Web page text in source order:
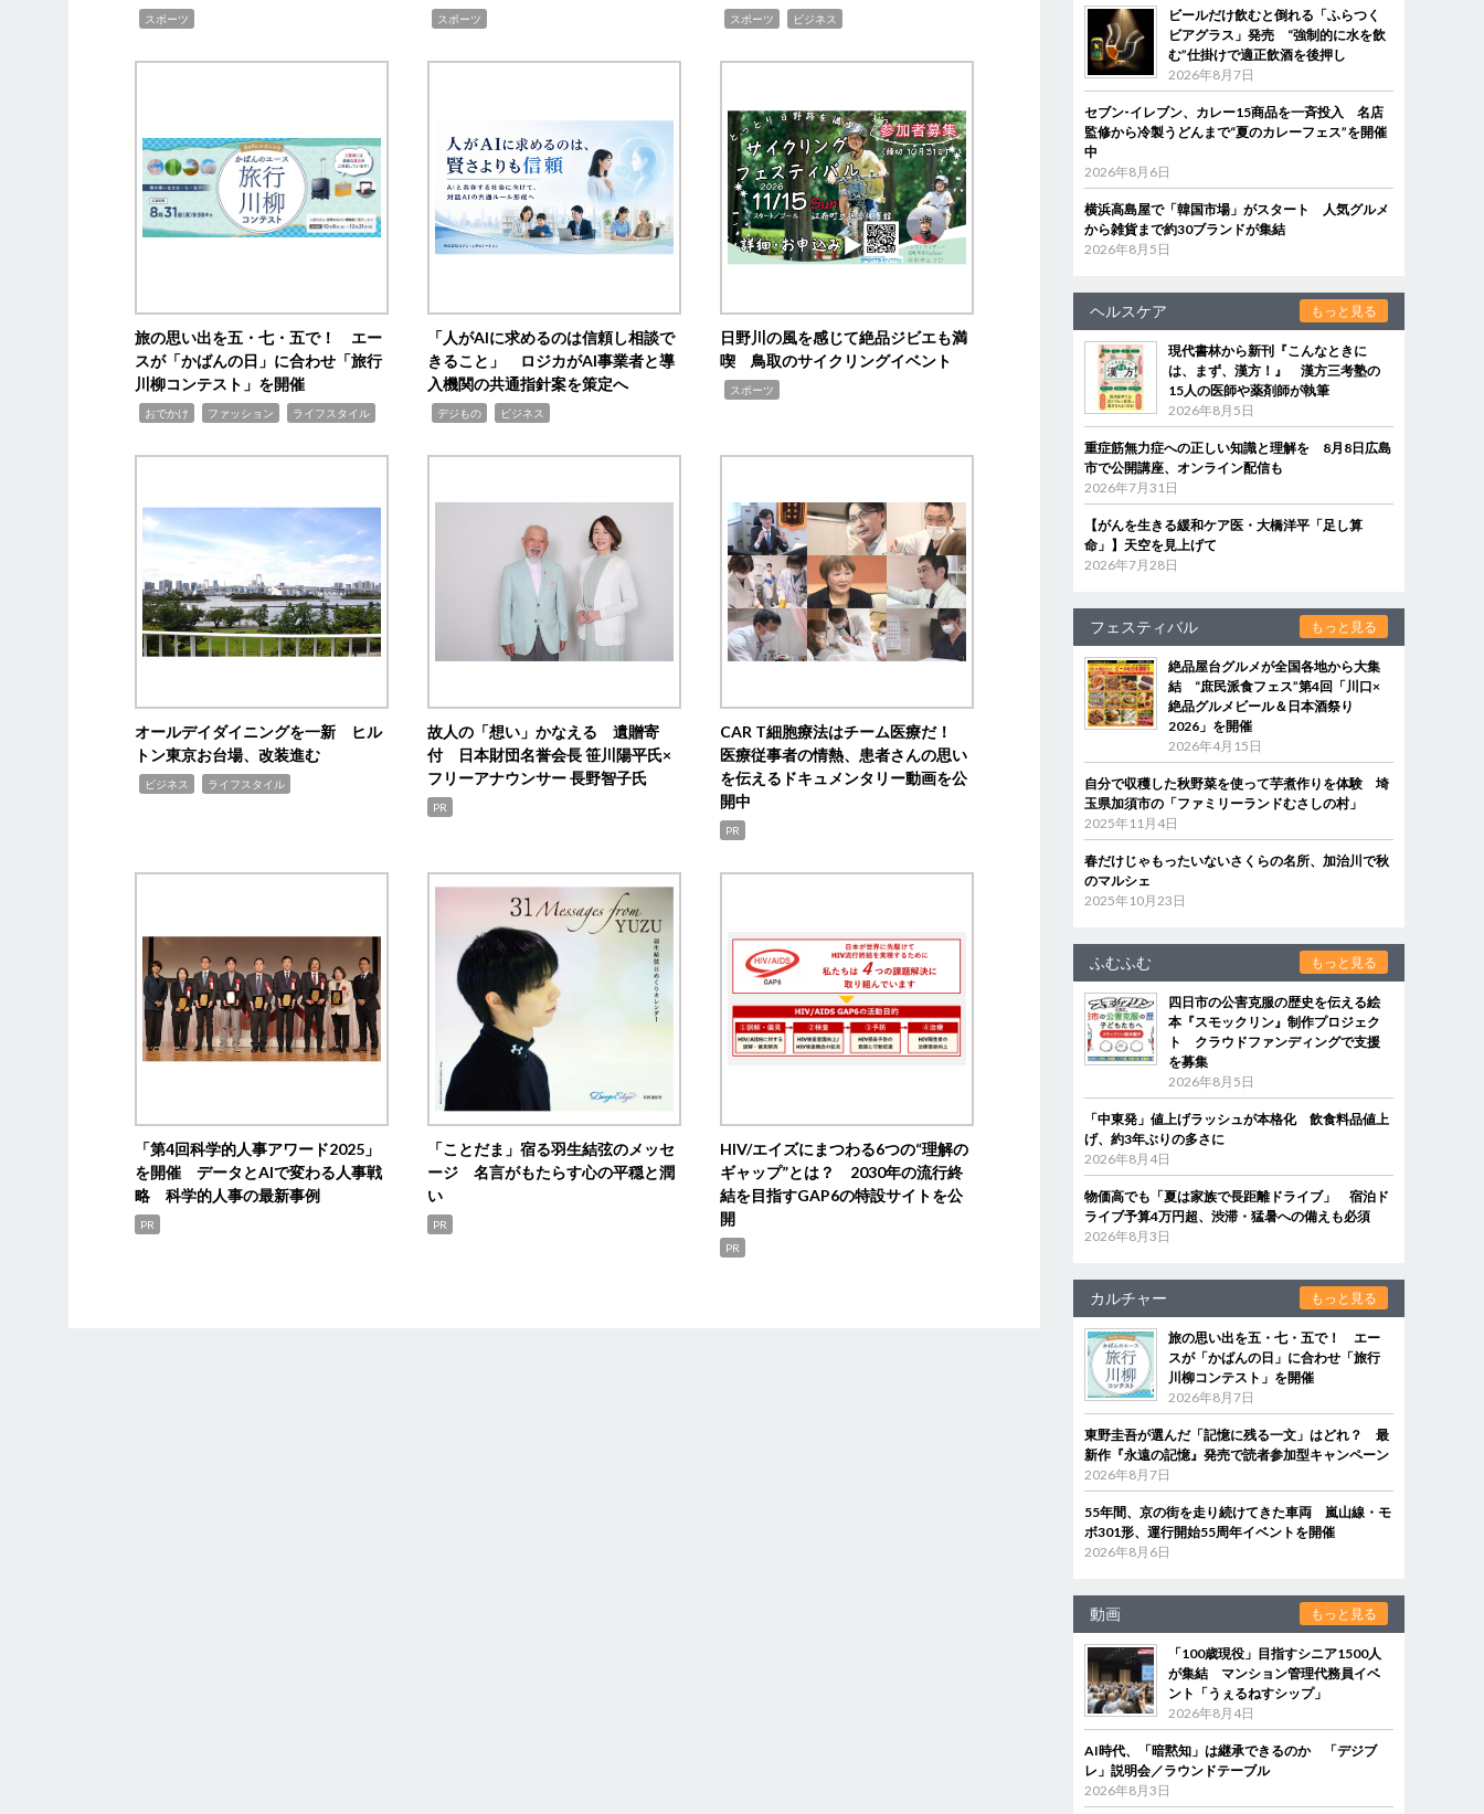
スポーツ スポーツ スポーツ ビジネス
旅の思い出を五・七・五で！ エー
スが「かばんの日」に合わせ「旅行
川柳コンテスト」を開催
おでかけ ファッション ライフスタイル
「人がAIに求めるのは信頼し相談で
きること」 ロジカがAI事業者と導
入機関の共通指針案を策定へ
デジもの ビジネス
日野川の風を感じて絶品ジビエも満
喫 鳥取のサイクリングイベント
スポーツ
オールデイダイニングを一新 ヒル
トン東京お台場、改装進む
ビジネス ライフスタイル
故人の「想い」かなえる 遺贈寄
付 日本財団名誉会長 笹川陽平氏×
フリーアナウンサー 長野智子氏
PR
CAR T細胞療法はチーム医療だ！
医療従事者の情熱、患者さんの思い
を伝えるドキュメンタリー動画を公
開中
PR
「第4回科学的人事アワード2025」
を開催 データとAIで変わる人事戦
略 科学的人事の最新事例
PR
「ことだま」宿る羽生結弦のメッセ
ージ 名言がもたらす心の平穏と潤
い
PR
HIV/エイズにまつわる6つの“理解の
ギャップ”とは？ 2030年の流行終
結を目指すGAP6の特設サイトを公
開
PR
ビールだけ飲むと倒れる「ふらつく
ビアグラス」発売 “強制的に水を飲
む”仕掛けで適正飲酒を後押し
2026年8月7日
セブン‐イレブン、カレー15商品を一斉投入 名店
監修から冷製うどんまで“夏のカレーフェス”を開催
中
2026年8月6日
横浜高島屋で「韓国市場」がスタート 人気グルメ
から雑貨まで約30ブランドが集結
2026年8月5日
ヘルスケア もっと見る
現代書林から新刊『こんなときに
は、まず、漢方！』 漢方三考塾の
15人の医師や薬剤師が執筆
2026年8月5日
重症筋無力症への正しい知識と理解を 8月8日広島
市で公開講座、オンライン配信も
2026年7月31日
【がんを生きる緩和ケア医・大橋洋平「足し算
命」】天空を見上げて
2026年7月28日
フェスティバル もっと見る
絶品屋台グルメが全国各地から大集
結 “庶民派食フェス”第4回「川口×
絶品グルメビール＆日本酒祭り
2026」を開催
2026年4月15日
自分で収穫した秋野菜を使って芋煮作りを体験 埼
玉県加須市の「ファミリーランドむさしの村」
2025年11月4日
春だけじゃもったいないさくらの名所、加治川で秋
のマルシェ
2025年10月23日
ふむふむ もっと見る
四日市の公害克服の歴史を伝える絵
本『スモックリン』制作プロジェク
ト クラウドファンディングで支援
を募集
2026年8月5日
「中東発」値上げラッシュが本格化 飲食料品値上
げ、約3年ぶりの多さに
2026年8月4日
物価高でも「夏は家族で長距離ドライブ」 宿泊ド
ライブ予算4万円超、渋滞・猛暑への備えも必須
2026年8月3日
カルチャー もっと見る
旅の思い出を五・七・五で！ エー
スが「かばんの日」に合わせ「旅行
川柳コンテスト」を開催
2026年8月7日
東野圭吾が選んだ「記憶に残る一文」はどれ？ 最
新作『永遠の記憶』発売で読者参加型キャンペーン
2026年8月7日
55年間、京の街を走り続けてきた車両 嵐山線・モ
ボ301形、運行開始55周年イベントを開催
2026年8月6日
動画 もっと見る
「100歳現役」目指すシニア1500人
が集結 マンション管理代務員イベ
ント「うぇるねすシップ」
2026年8月4日
AI時代、「暗黙知」は継承できるのか 「デジブ
レ」説明会／ラウンドテーブル
2026年8月3日